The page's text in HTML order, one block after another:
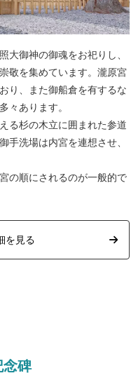
大御神の御魂をお祀りし、
敬を集めています。瀧原宮
り、また御船倉を有するな
々あります。
る杉の木立に囲まれた参道
手洗場は内宮を連想させ、
の順にされるのが一般的で
を見る
念碑